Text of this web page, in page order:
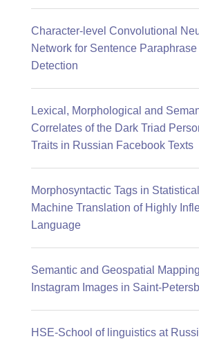
Character-level Convolutional
Network for Sentence Paraphrase
Detection
Lexical, Morphological and
Correlates of the Dark Triad
Traits in Russian Facebook Texts
Morphosyntactic Tags in Statistical
Machine Translation of Highly
Language
Semantic and Geospatial
Instagram Images in Saint-
HSE-School of linguistics at